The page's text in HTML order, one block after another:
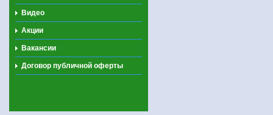
Видео
Акции
Вакансии
Договор публичной оферты